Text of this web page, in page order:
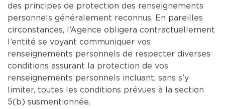
des principes de protection des renseignements
personnels généralement reconnus. En pareilles
circonstances, l’Agence obligera contractuellement
l’entité se voyant communiquer vos
renseignements personnels de respecter diverses
conditions assurant la protection de vos
renseignements personnels incluant, sans s’y
limiter, toutes les conditions prévues à la section
5(b) susmentionnée.